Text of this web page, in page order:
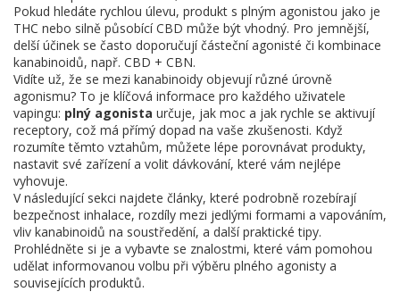
Pokud hledáte rychlou úlevu, produkt s plným agonistou jako je
THC nebo silně působící CBD může být vhodný. Pro jemnější,
delší účinek se často doporučují částeční agonisté či kombinace
kanabinoidů, např. CBD + CBN.
Vidíte už, že se mezi kanabinoidy objevují různé úrovně
agonismu? To je klíčová informace pro každého uživatele
vapingu: plný agonista určuje, jak moc a jak rychle se aktivují
receptory, což má přímý dopad na vaše zkušenosti. Když
rozumíte těmto vztahům, můžete lépe porovnávat produkty,
nastavit své zařízení a volit dávkování, které vám nejlépe
vyhovuje.
V následující sekci najdete články, které podrobně rozebírají
bezpečnost inhalace, rozdíly mezi jedlými formami a vapováním,
vliv kanabinoidů na soustředění, a další praktické tipy.
Prohlédněte si je a vybavte se znalostmi, které vám pomohou
udělat informovanou volbu při výběru plného agonisty a
souvisejících produktů.